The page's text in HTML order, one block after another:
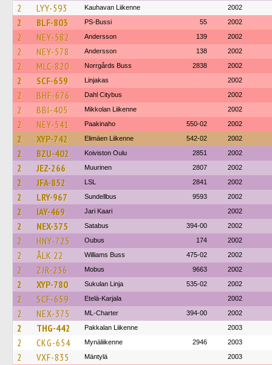
2 LYY-593 Kauhavan Liikenne 2002
2 BLF-803 PS-Bussi 55 2002
2 NEY-582 Andersson 139 2002
2 NEY-578 Andersson 138 2002
2 MLC-820 Norrgårds Buss 2838 2002
2 SCF-659 Linjakas 2002
2 BHF-676 Dahl Citybus 2002
2 BBI-405 Mikkolan Liikenne 2002
2 NEY-541 Paakinaho 550-02 2002
2 XYP-742 Elimäen Liikenne 542-02 2002
2 BZU-402 Koiviston Oulu 2851 2002
2 JEZ-266 Muurinen 2807 2002
2 JFA-852 LSL 2841 2002
2 LRY-967 Sundellbus 9593 2002
2 IAY-469 Jari Kaari 2002
2 NEX-375 Satabus 394-00 2002
2 HNY-725 Oubus 174 2002
2 ÅLK 22 Williams Buss 475-02 2002
2 ZJR-236 Mobus 9663 2002
2 XYP-780 Sukulan Linja 535-02 2002
2 SCF-659 Etelä-Karjala 2002
2 NEX-375 ML-Charter 394-00 2002
2 THG-442 Pakkalan Liikenne 2003
2 CKG-654 Mynäliikenne 2946 2003
2 VXF-835 Mäntylä 2003